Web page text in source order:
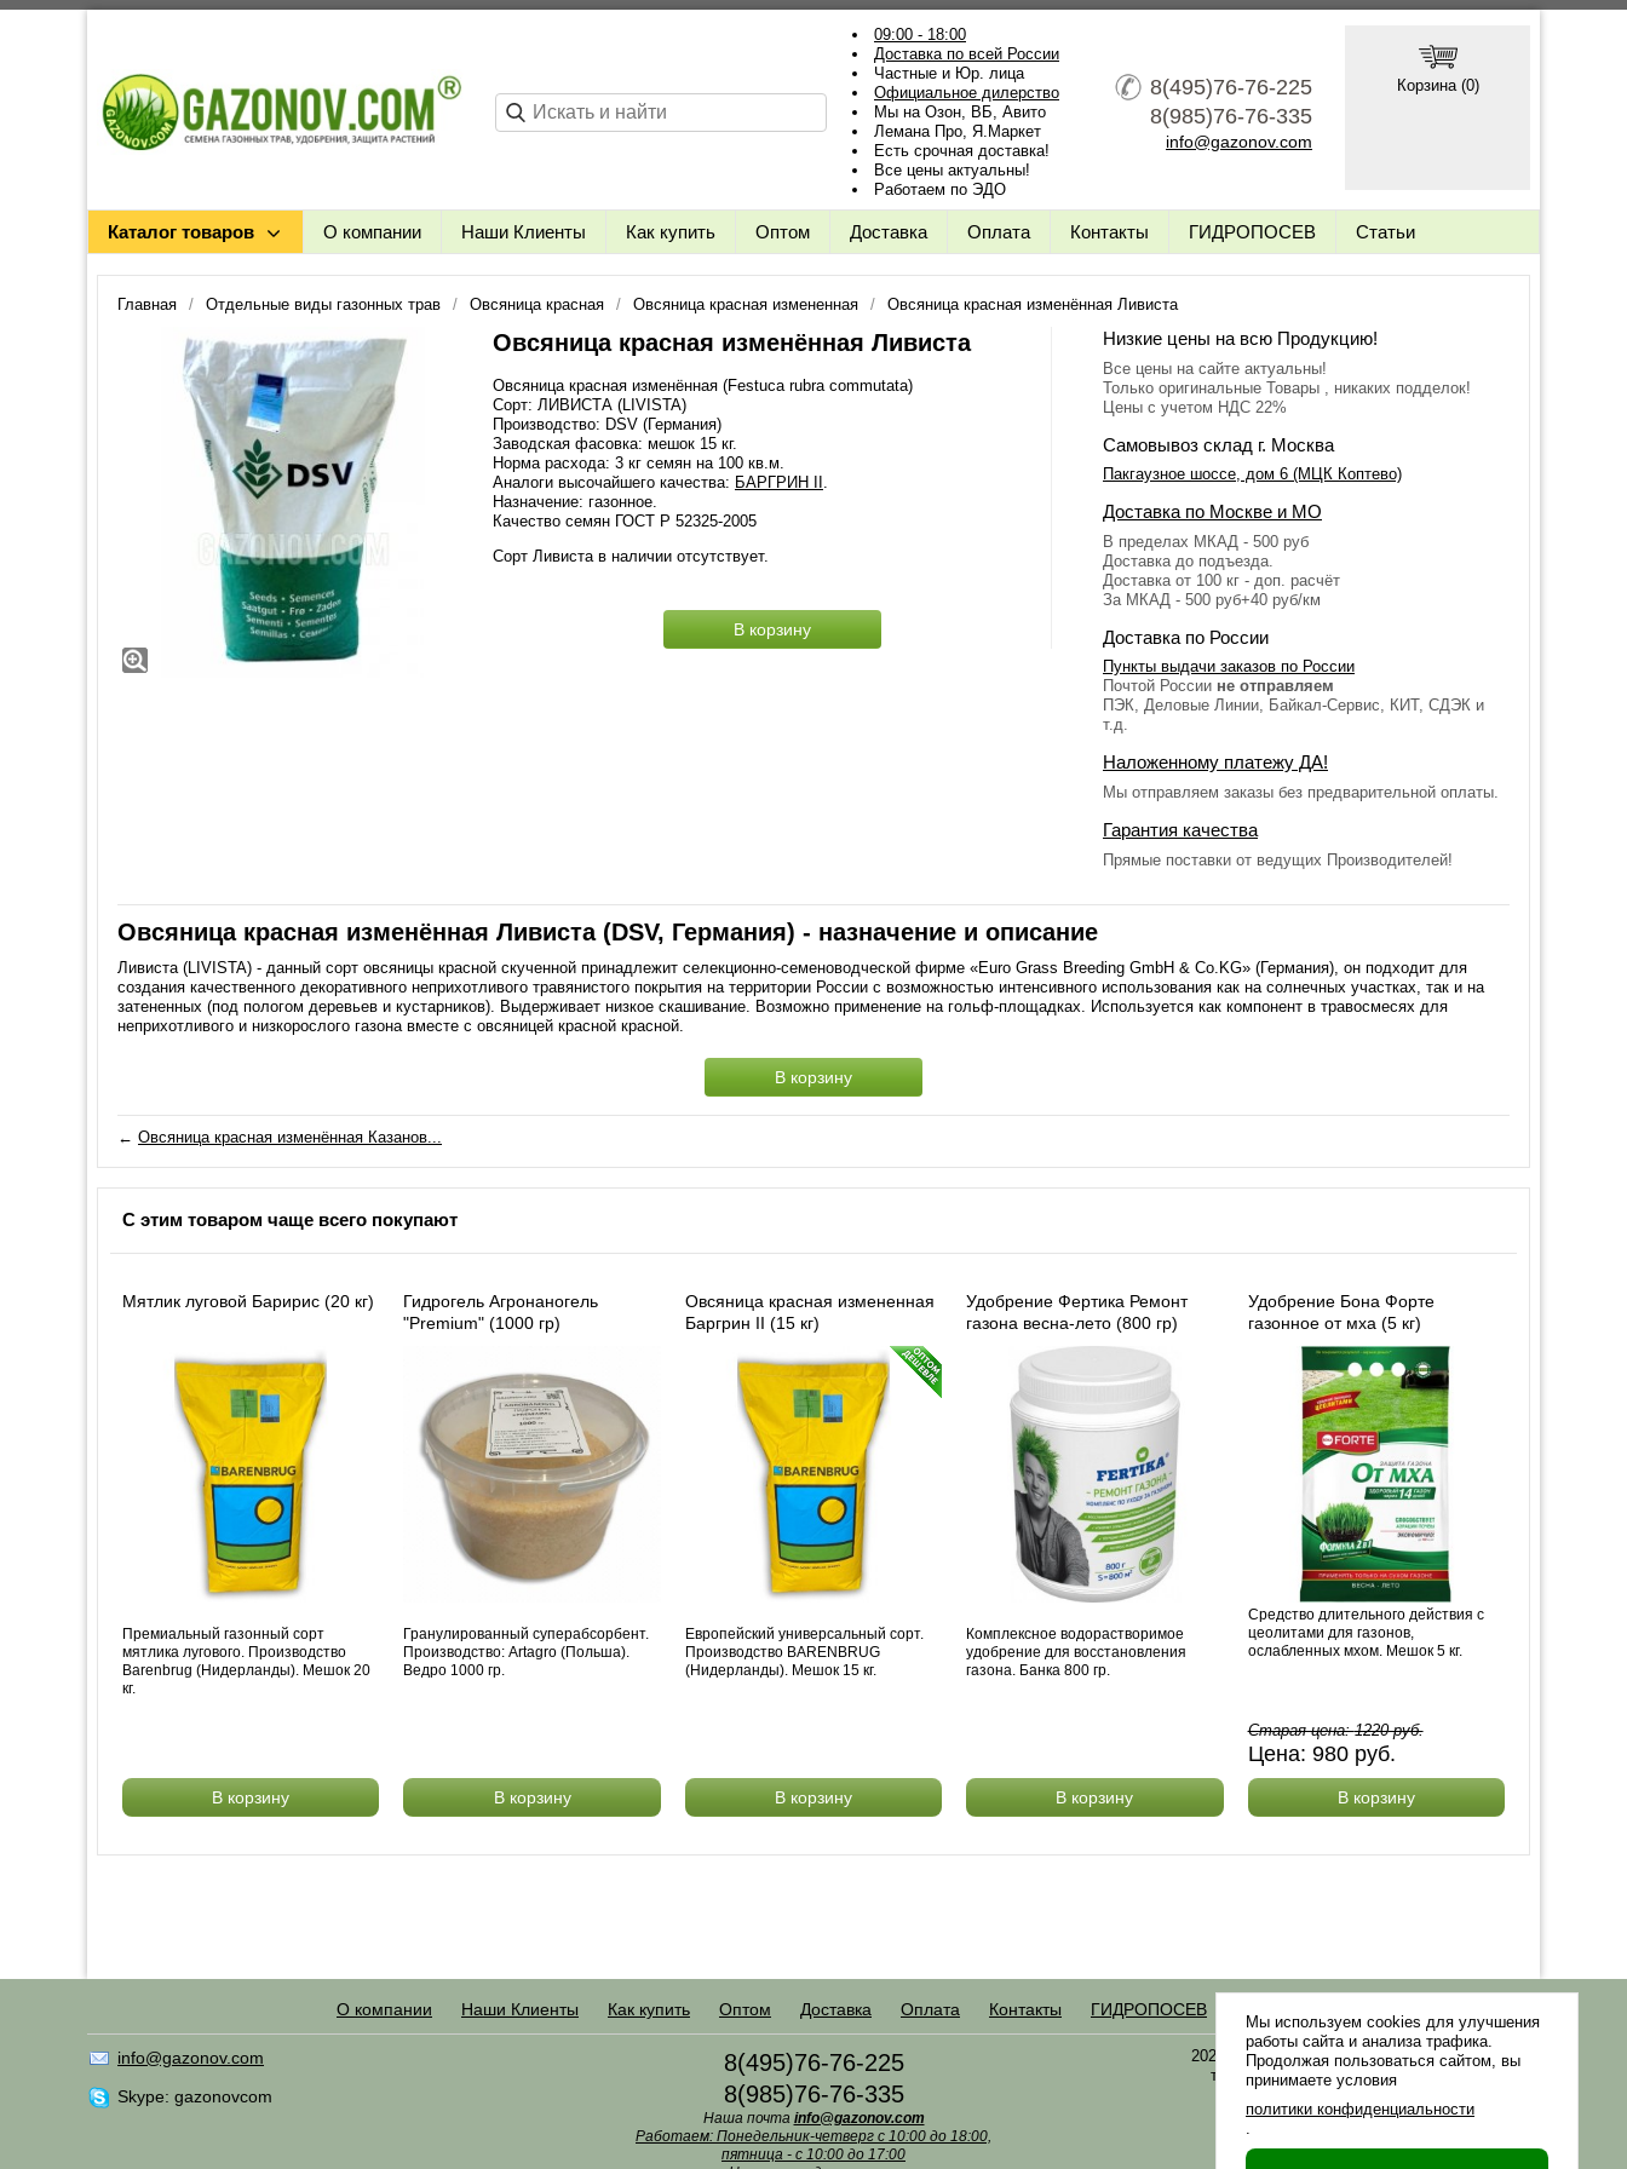
09:00 - 18:00
Доставка по всей России
Частные и Юр. лица
Официальное дилерство
Мы на Озон, ВБ, Авито
Лемана Про, Я.Маркет
Есть срочная доставка!
Все цены актуальны!
Работаем по ЭДО
8(495)76-76-225
8(985)76-76-335
info@gazonov.com
Корзина (0)
Каталог товаров О компании Наши Клиенты Как купить Оптом Доставка Оплата Контакты ГИДРОПОСЕВ Статьи
Главная Отдельные виды газонных трав Овсяница красная Овсяница красная измененная Овсяница красная изменённая Ливиста
Овсяница красная изменённая Ливиста
Овсяница красная изменённая (Festuca rubra commutata)
Сорт: ЛИВИСТА (LIVISTA)
Производство: DSV (Германия)
Заводская фасовка: мешок 15 кг.
Норма расхода: 3 кг семян на 100 кв.м.
Аналоги высочайшего качества: БАРГРИН II .
Назначение: газонное.
Качество семян ГОСТ Р 52325-2005
Сорт Ливиста в наличии отсутствует.
В корзину
Низкие цены на всю Продукцию!
Все цены на сайте актуальны!
Только оригинальные Товары , никаких подделок!
Цены с учетом НДС 22%
Самовывоз склад г. Москва
Пакгаузное шоссе, дом 6 (МЦК Коптево)
Доставка по Москве и МО
В пределах МКАД - 500 руб
Доставка до подъезда.
Доставка от 100 кг - доп. расчёт
За МКАД - 500 руб+40 руб/км
Доставка по России
Пункты выдачи заказов по России
Почтой России не отправляем
ПЭК, Деловые Линии, Байкал-Сервис, КИТ, СДЭК и
т.д.
Наложенному платежу ДА!
Мы отправляем заказы без предварительной оплаты.
Гарантия качества
Прямые поставки от ведущих Производителей!
Овсяница красная изменённая Ливиста (DSV, Германия) - назначение и описание
Ливиста (LIVISTA) - данный сорт овсяницы красной скученной принадлежит селекционно-семеноводческой фирме «Euro Grass Breeding GmbH & Co.KG» (Германия), он подходит для
создания качественного декоративного неприхотливого травянистого покрытия на территории России с возможностью интенсивного использования как на солнечных участках, так и на
затененных (под пологом деревьев и кустарников). Выдерживает низкое скашивание. Возможно применение на гольф-площадках. Используется как компонент в травосмесях для
неприхотливого и низкорослого газона вместе с овсяницей красной красной.
В корзину
← Овсяница красная изменённая Казанов...
С этим товаром чаще всего покупают
Мятлик луговой Баририс (20 кг)
Премиальный газонный сорт
мятлика лугового. Производство
Barenbrug (Нидерланды). Мешок 20
кг.
В корзину
Гидрогель Агронаногель
"Premium" (1000 гр)
Гранулированный суперабсорбент.
Производство: Artagro (Польша).
Ведро 1000 гр.
В корзину
Овсяница красная измененная
Баргрин II (15 кг)
Европейский универсальный сорт.
Производство BARENBRUG
(Нидерланды). Мешок 15 кг.
В корзину
Удобрение Фертика Ремонт
газона весна-лето (800 гр)
Комплексное водорастворимое
удобрение для восстановления
газона. Банка 800 гр.
В корзину
Удобрение Бона Форте
газонное от мха (5 кг)
Средство длительного действия с
цеолитами для газонов,
ослабленных мхом. Мешок 5 кг.
Старая цена:1220руб.
Цена: 980руб.
В корзину
О компании Наши Клиенты Как купить Оптом Доставка Оплата Контакты ГИДРОПОСЕВ
info@gazonov.com
Skype: gazonovcom
2021-2026 © «Газонная трава, семена газонных
трав: выбор удобрения и средства защиты в
8(495)76-76-225
8(985)76-76-335
Наша почта info@gazonov.com
Работаем: Понедельник-четверг с 10:00 до 18:00,
пятница - с 10:00 до 17:00
Мы используем cookies для улучшения
работы сайта и анализа трафика.
Продолжая пользоваться сайтом, вы
принимаете условия
политики конфиденциальности
.